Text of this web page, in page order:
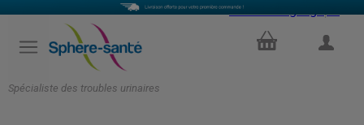
Spécialiste des troubles urinaires
Select Language
PANIER